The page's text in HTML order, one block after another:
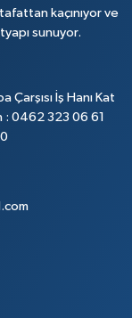
kaçınıyor ve
sunuyor.
Çarşısı İş Hanı Kat
0462 323 06 61